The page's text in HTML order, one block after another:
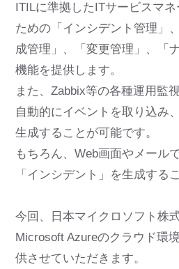
ITILに準拠したITサービスマ
ための「インシデント管理」
成管理」、「変更管理」、「
機能を提供します。
また、Zabbix等の各種運用監
自動的にイベントを取り込み
生成することが可能です。
もちろん、Web画面やメール
「インシデント」を生成する
今回、日本マイクロソフト株
Microsoft Azureのクラウド環
供させていただきます。